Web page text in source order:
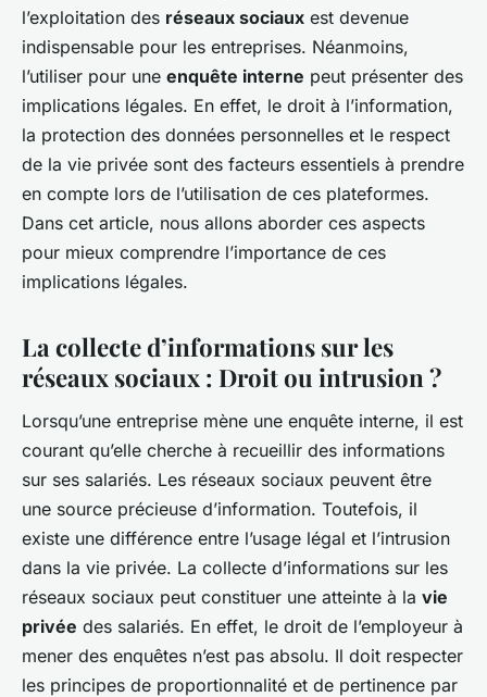
l’exploitation des réseaux sociaux est devenue
indispensable pour les entreprises. Néanmoins,
l’utiliser pour une enquête interne peut présenter des
implications légales. En effet, le droit à l’information,
la protection des données personnelles et le respect
de la vie privée sont des facteurs essentiels à prendre
en compte lors de l’utilisation de ces plateformes.
Dans cet article, nous allons aborder ces aspects
pour mieux comprendre l’importance de ces
implications légales.
La collecte d’informations sur les
réseaux sociaux : Droit ou intrusion ?
Lorsqu’une entreprise mène une enquête interne, il est
courant qu’elle cherche à recueillir des informations
sur ses salariés. Les réseaux sociaux peuvent être
une source précieuse d’information. Toutefois, il
existe une différence entre l’usage légal et l’intrusion
dans la vie privée. La collecte d’informations sur les
réseaux sociaux peut constituer une atteinte à la vie
privée des salariés. En effet, le droit de l’employeur à
mener des enquêtes n’est pas absolu. Il doit respecter
les principes de proportionnalité et de pertinence par